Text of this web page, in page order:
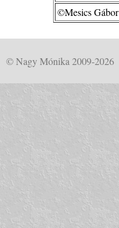
©Mesics Gábor
© Nagy Mónika 2009-2026